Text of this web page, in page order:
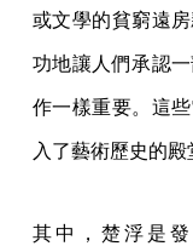
或文學的貧窮遠
功地讓人們承認
作一樣重要。這
入了藝術歷史的殿
其中，楚浮是發